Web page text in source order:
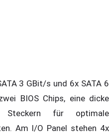
3 GBit/s und 6x SATA 6
BIOS Chips, eine dicke
für optimale
Am I/O Panel stehen 4x